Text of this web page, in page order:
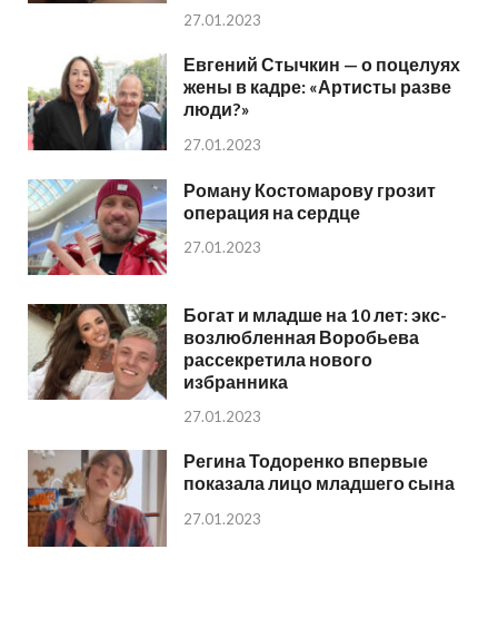
27.01.2023
Евгений Стычкин — о поцелуях
жены в кадре: «Артисты разве
люди?»
27.01.2023
Роману Костомарову грозит
операция на сердце
27.01.2023
Богат и младше на 10 лет: экс-
возлюбленная Воробьева
рассекретила нового
избранника
27.01.2023
Регина Тодоренко впервые
показала лицо младшего сына
27.01.2023